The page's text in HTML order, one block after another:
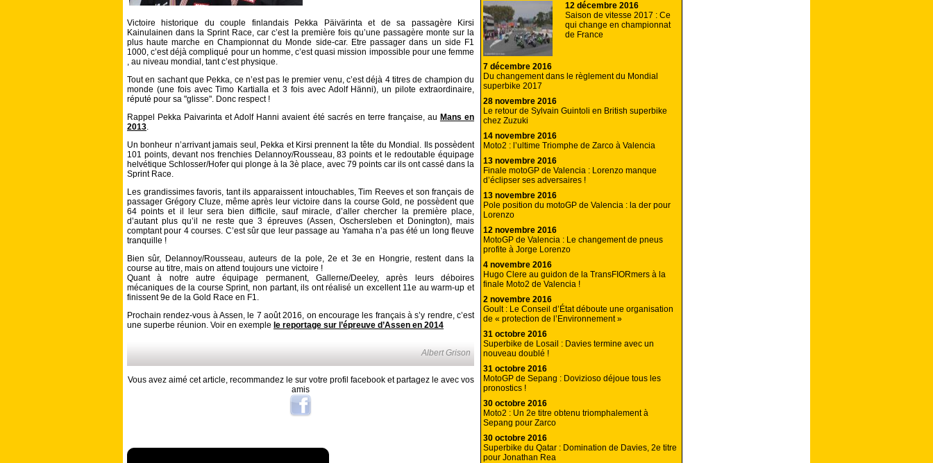
Victoire historique du couple finlandais Pekka Päivärinta et de sa passagère Kirsi
Kainulainen dans la Sprint Race, car c’est la première fois qu’une passagère monte sur la
plus haute marche en Championnat du Monde side-car. Etre passager dans un side F1
1000, c’est déjà compliqué pour un homme, c’est quasi mission impossible pour une femme
, au niveau mondial, tant c’est physique.
Tout en sachant que Pekka, ce n’est pas le premier venu, c’est déjà 4 titres de champion du
monde (une fois avec Timo Kartialla et 3 fois avec Adolf Hänni), un pilote extraordinaire,
réputé pour sa "glisse". Donc respect !
Rappel Pekka Paivarinta et Adolf Hanni avaient été sacrés en terre française, au Mans en
2013.
Un bonheur n’arrivant jamais seul, Pekka et Kirsi prennent la tête du Mondial. Ils possèdent
101 points, devant nos frenchies Delannoy/Rousseau, 83 points et le redoutable équipage
helvétique Schlosser/Hofer qui plonge à la 3è place, avec 79 points car ils ont cassé dans la
Sprint Race.
Les grandissimes favoris, tant ils apparaissent intouchables, Tim Reeves et son français de
passager Grégory Cluze, même après leur victoire dans la course Gold, ne possèdent que
64 points et il leur sera bien difficile, sauf miracle, d’aller chercher la première place,
d’autant plus qu’il ne reste que 3 épreuves (Assen, Oschersleben et Donington), mais
comptant pour 4 courses. C’est sûr que leur passage au Yamaha n’a pas été un long fleuve
tranquille !
Bien sûr, Delannoy/Rousseau, auteurs de la pole, 2e et 3e en Hongrie, restent dans la
course au titre, mais on attend toujours une victoire !
Quant à notre autre équipage permanent, Gallerne/Deeley, après leurs déboires
mécaniques de la course Sprint, non partant, ils ont réalisé un excellent 11e au warm-up et
finissent 9e de la Gold Race en F1.
Prochain rendez-vous à Assen, le 7 août 2016, on encourage les français à s’y rendre, c’est
une superbe réunion. Voir en exemple le reportage sur l’épreuve d’Assen en 2014
Albert Grison
Vous avez aimé cet article, recommandez le sur votre profil facebook et partagez le avec vos
amis
12 décembre 2016
Saison de vitesse 2017 : Ce
qui change en championnat
de France
7 décembre 2016
Du changement dans le règlement du Mondial
superbike 2017
28 novembre 2016
Le retour de Sylvain Guintoli en British superbike
chez Zuzuki
14 novembre 2016
Moto2 : l’ultime Triomphe de Zarco à Valencia
13 novembre 2016
Finale motoGP de Valencia : Lorenzo manque
d’éclipser ses adversaires !
13 novembre 2016
Pole position du motoGP de Valencia : la der pour
Lorenzo
12 novembre 2016
MotoGP de Valencia : Le changement de pneus
profite à Jorge Lorenzo
4 novembre 2016
Hugo Clere au guidon de la TransFIORmers à la
finale Moto2 de Valencia !
2 novembre 2016
Goult : Le Conseil d’État déboute une organisation
de « protection de l’Environnement »
31 octobre 2016
Superbike de Losail : Davies termine avec un
nouveau doublé !
31 octobre 2016
MotoGP de Sepang : Dovizioso déjoue tous les
pronostics !
30 octobre 2016
Moto2 : Un 2e titre obtenu triomphalement à
Sepang pour Zarco
30 octobre 2016
Superbike du Qatar : Domination de Davies, 2e titre
pour Jonathan Rea